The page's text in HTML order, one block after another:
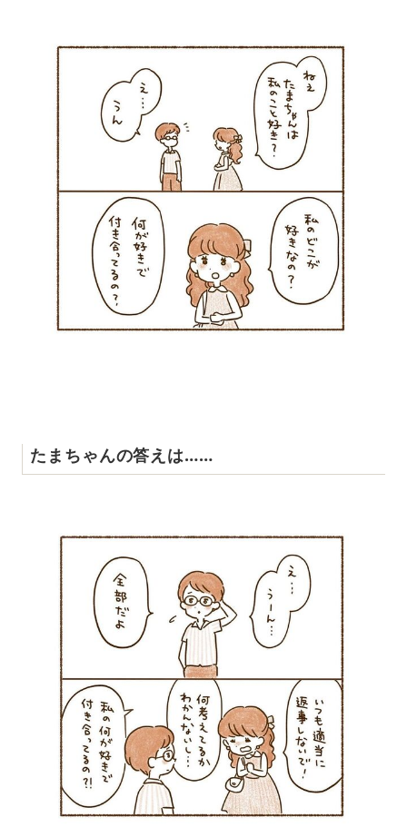
たまちゃんの答えは……